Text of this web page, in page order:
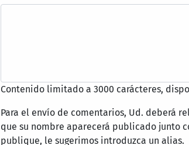
Contenido limitado a 3000 carácteres,
Para el envío de comentarios, Ud. deberá
que su nombre aparecerá publicado junto
publique, le sugerimos introduzca un alias.